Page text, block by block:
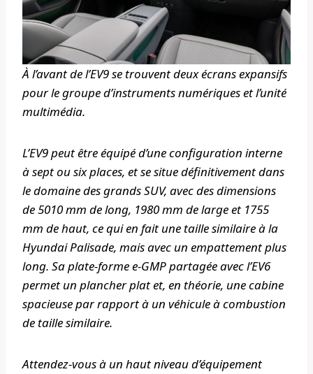
À l’avant de l’EV9 se trouvent deux écrans expansifs
pour le groupe d’instruments numériques et l’unité
multimédia.
L’EV9 peut être équipé d’une configuration interne
à sept ou six places, et se situe définitivement dans
le domaine des grands SUV, avec des dimensions
de 5010 mm de long, 1980 mm de large et 1755
mm de haut, ce qui en fait une taille similaire à la
Hyundai Palisade, mais avec un empattement plus
long. Sa plate-forme e-GMP partagée avec l’EV6
permet un plancher plat et, en théorie, une cabine
spacieuse par rapport à un véhicule à combustion
de taille similaire.
Attendez-vous à un haut niveau d’équipement